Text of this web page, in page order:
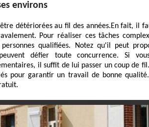
environs
détériorées au fil des années.En fait, il
Pour réaliser ces tâches
qualifiées. Notez qu'il peut
défier toute concurrence. Si
il suffit de lui passer un coup de
pour garantir un travail de bonne